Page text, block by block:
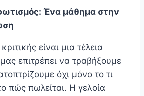
Ένα μάθημα στην
είναι μια τέλεια
επιτρέπει να τραβήξουμε
όχι μόνο το τι
πώς πωλείται. Η γελοία